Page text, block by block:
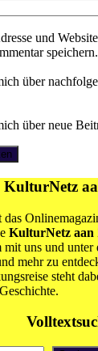
und
speichern.
über
über neue
KulturNetz
das
KulturNetz aan
mit uns und
mehr zu
steht